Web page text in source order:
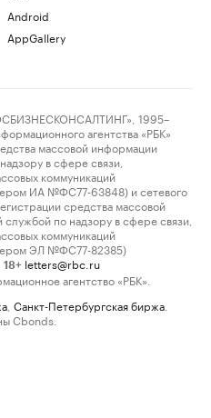
Android
AppGallery
1995–
агентства «РБК»
массовой информации
в сфере связи,
коммуникаций
ИА №ФС77-63848) и сетевого
средства массовой
по надзору в сфере связи,
коммуникаций
ЭЛ №ФС77-82385)
18+ letters@rbc.ru
агентство «РБК».
Санкт-Петербургская биржа
Cbonds.